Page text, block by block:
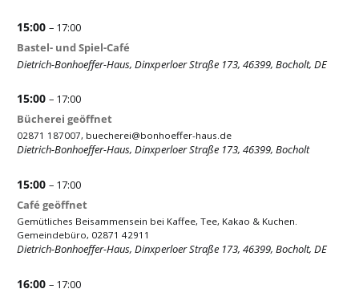
15:00 – 17:00
Bastel- und Spiel-Café
Dietrich-Bonhoeffer-Haus, Dinxperloer Straße 173, 46399, Bocholt, DE
15:00 – 17:00
Bücherei geöffnet
Dietrich-Bonhoeffer-Haus, Dinxperloer Straße 173, 46399, Bocholt
02871 187007, buecherei@bonhoeffer-haus.de
15:00 – 17:00
Café geöffnet
Dietrich-Bonhoeffer-Haus, Dinxperloer Straße 173, 46399, Bocholt, DE
Gemütliches Beisammensein bei Kaffee, Tee, Kakao & Kuchen.
Gemeindebüro, 02871 42911
16:00 – 17:00